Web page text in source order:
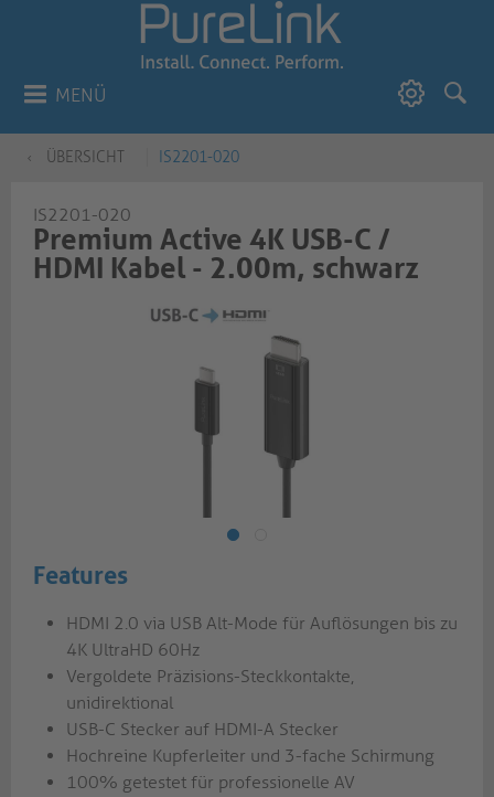
MENÜ
ÜBERSICHT IS2201-020
IS2201-020
Premium Active 4K USB-C /
HDMI Kabel - 2.00m, schwarz
Features
HDMI 2.0 via USB Alt-Mode für Auflösungen bis zu
4K UltraHD 60Hz
Vergoldete Präzisions-Steckkontakte,
unidirektional
USB-C Stecker auf HDMI-A Stecker
Hochreine Kupferleiter und 3-fache Schirmung
100% getestet für professionelle AV